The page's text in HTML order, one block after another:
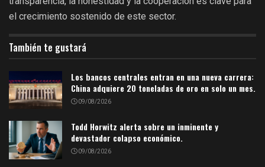
el crecimiento sostenido de este sector.
También te gustará
Los bancos centrales entran en una nueva carrera:
China adquiere 20 toneladas de oro en solo un mes.
09/08/2026
Todd Horwitz alerta sobre un inminente y
devastador colapso económico.
09/08/2026